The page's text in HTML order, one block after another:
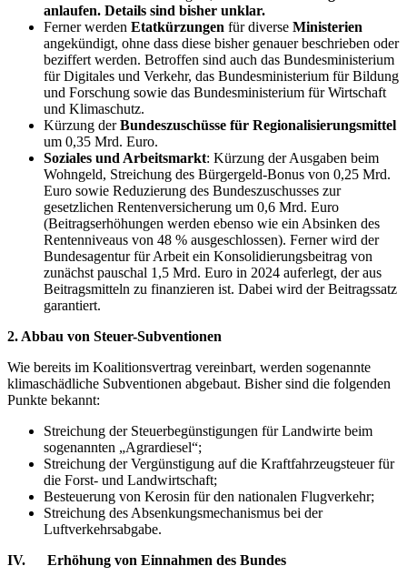
anlaufen. Details sind bisher unklar.
Ferner werden Etatkürzungen für diverse Ministerien
angekündigt, ohne dass diese bisher genauer beschrieben oder
beziffert werden. Betroffen sind auch das Bundesministerium
für Digitales und Verkehr, das Bundesministerium für Bildung
und Forschung sowie das Bundesministerium für Wirtschaft
und Klimaschutz.
Kürzung derBundeszuschüsse für Regionalisierungsmittel
um 0,35 Mrd. Euro.
Soziales und Arbeitsmarkt: Kürzung der Ausgaben beim
Wohngeld, Streichung des Bürgergeld-Bonus von 0,25 Mrd.
Euro sowie Reduzierung des Bundeszuschusses zur
gesetzlichen Rentenversicherung um 0,6 Mrd. Euro
(Beitragserhöhungen werden ebenso wie ein Absinken des
Rentenniveaus von 48 % ausgeschlossen). Ferner wird der
Bundesagentur für Arbeit ein Konsolidierungsbeitrag von
zunächst pauschal 1,5 Mrd. Euro in 2024 auferlegt, der aus
Beitragsmitteln zu finanzieren ist. Dabei wird der Beitragssatz
garantiert.
2. Abbau von Steuer-Subventionen
Wie bereits im Koalitionsvertrag vereinbart, werden sogenannte
klimaschädliche Subventionen abgebaut. Bisher sind die folgenden
Punkte bekannt:
Streichung der Steuerbegünstigungen für Landwirte beim
sogenannten „Agrardiesel“;
Streichung der Vergünstigung auf die Kraftfahrzeugsteuer für
die Forst- und Landwirtschaft;
Besteuerung von Kerosin für den nationalen Flugverkehr;
Streichung des Absenkungsmechanismus bei der
Luftverkehrsabgabe.
IV. Erhöhung von Einnahmen des Bundes